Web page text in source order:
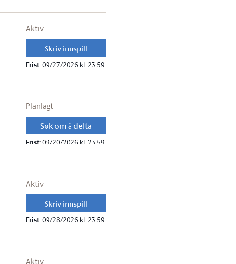
Aktiv
Skriv innspill
Frist:09/27/2026 kl. 23.59
Planlagt
Søk om å delta
Frist:09/20/2026 kl. 23.59
Aktiv
Skriv innspill
Frist:09/28/2026 kl. 23.59
Aktiv